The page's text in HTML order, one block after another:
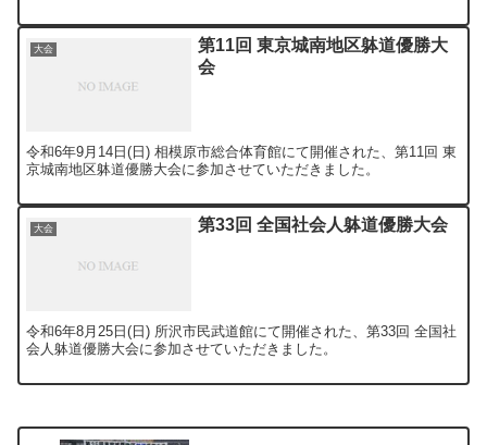
大会
第11回 東京城南地区躰道優勝大
会
令和6年9月14日(日) 相模原市総合体育館にて開催された、第11回 東
京城南地区躰道優勝大会に参加させていただきました。
大会 第33回 全国社会人躰道優勝大会
令和6年8月25日(日) 所沢市民武道館にて開催された、第33回 全国社
会人躰道優勝大会に参加させていただきました。